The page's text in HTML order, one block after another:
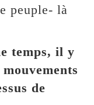
peuple- là
temps, il y
de